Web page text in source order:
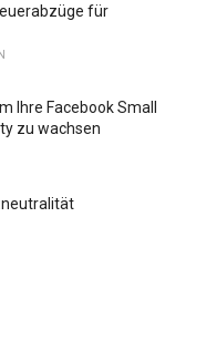
für
Ihre Facebook Small
zu wachsen